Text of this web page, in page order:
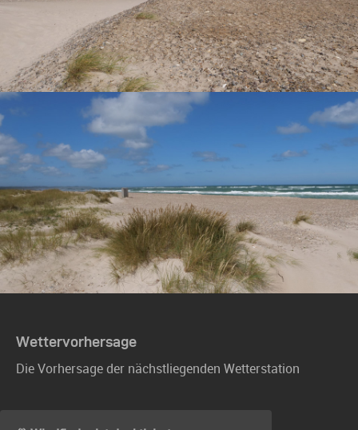
Wettervorhersage
Die Vorhersage der nächstliegenden Wetterstation